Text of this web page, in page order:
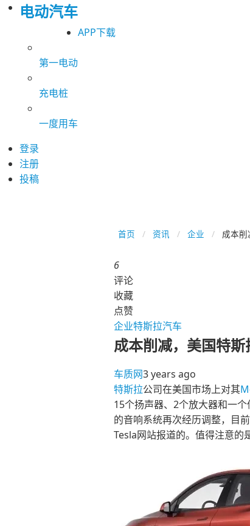
电动汽车
APP下载
第一电动
充电桩
一度用车
登录
注册
投稿
首页 资讯 企业 成本
6
评论
收藏
点赞
企业特斯拉汽车
成本削减，美国特
车质网3 years ago
特斯拉公司在美国市场上对其
15个扬声器、2个放大器和一
的音响系统再次经历调整，目
Tesla网站报道的。值得注意的